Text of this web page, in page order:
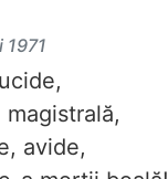
1971
avide,